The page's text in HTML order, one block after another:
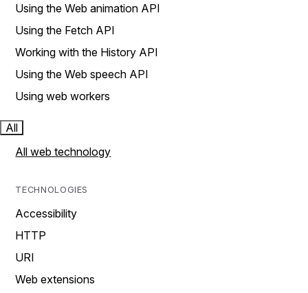
Using the Web animation API
Using the Fetch API
Working with the History API
Using the Web speech API
Using web workers
All
All web technology
TECHNOLOGIES
Accessibility
HTTP
URI
Web extensions